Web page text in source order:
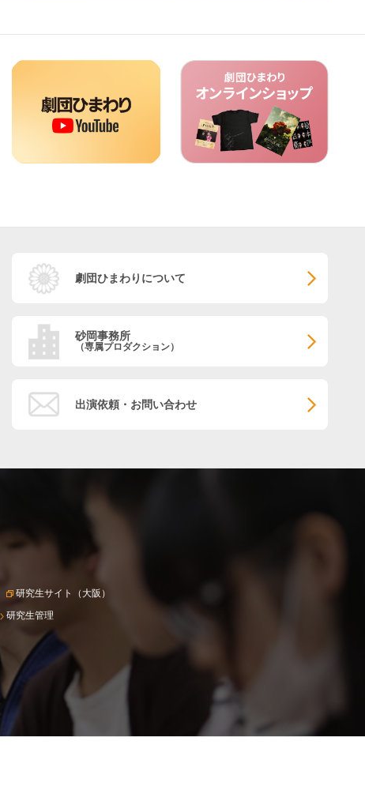
劇団ひまわりについて
砂岡事務所
（専属プロダクション）
出演依頼・お問い合わせ
研究生サイト（大阪）
研究生管理